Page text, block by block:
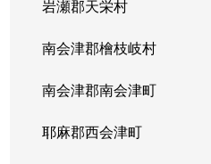
岩瀬郡天栄村
南会津郡檜枝岐村
南会津郡南会津町
耶麻郡西会津町